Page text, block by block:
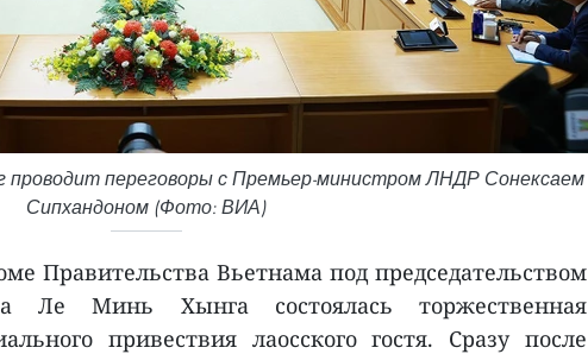
переговоры с Премьер-министром ЛНДР Сонексаем
Сипхандоном (Фото: ВИА)
Правительства Вьетнама под председательством
Ле Минь Хынга состоялась торжественная
привествия лаосского гостя. Сразу после